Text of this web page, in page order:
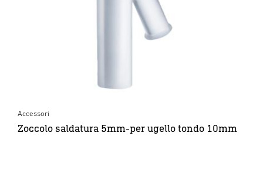
Accessori
Zoccolo saldatura 5mm-per ugello tondo 10mm